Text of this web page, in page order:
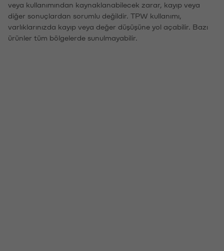
veya kullanımından kaynaklanabilecek zarar, kayıp veya
diğer sonuçlardan sorumlu değildir. TPW kullanımı,
varlıklarınızda kayıp veya değer düşüşüne yol açabilir. Bazı
ürünler tüm bölgelerde sunulmayabilir.